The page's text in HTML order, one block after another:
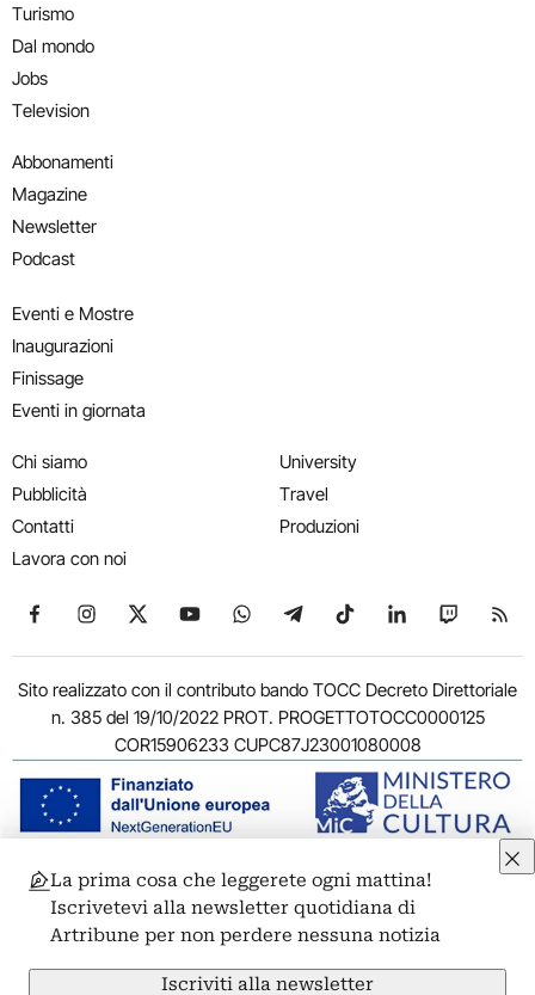
Turismo
Dal mondo
Jobs
Television
Abbonamenti
Magazine
Newsletter
Podcast
Eventi e Mostre
Inaugurazioni
Finissage
Eventi in giornata
Chi siamo
Pubblicità
Contatti
Lavora con noi
University
Travel
Produzioni
Seguici su Facebook
Seguici su Instagram
Seguici su X
Seguici su YouTube
Seguici su WhatsApp
Seguici su Telegram
Seguici su TikTok
Seguici su
Seguici
Sito realizzato con il contributo bando TOCC Decreto Direttoriale
n. 385 del 19/10/2022 PROT. PROGETTOTOCC0000125
COR15906233 CUPC87J23001080008
© 2011-2026 ARTRIBUNE srl – Corso Vittorio Emanuele II, 287 –
00186 Roma - P.I. 11381581005
Privacy: Responsabile della protezione dei dati personali
ARTRIBUNE srl – Corso Vittorio Emanuele II, 287 – 00186 Roma
La prima cosa che leggerete ogni mattina!
Iscrivetevi alla newsletter quotidiana di
Artribune per non perdere nessuna notizia
Iscriviti alla newsletter